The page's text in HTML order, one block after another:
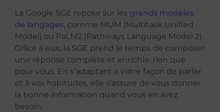
La Google SGE repose sur les grands modèles
de langages, comme MUM (Multitask Unified
Model) ou PaLM2 (Pathways Language Model 2).
Grâce à eux, la SGE prend le temps de composer
une réponse complète et enrichie, rien que
pour vous. En s’adaptant à votre façon de parler
et à vos habitudes, elle s’assure de vous donner
la bonne information quand vous en avez
besoin.